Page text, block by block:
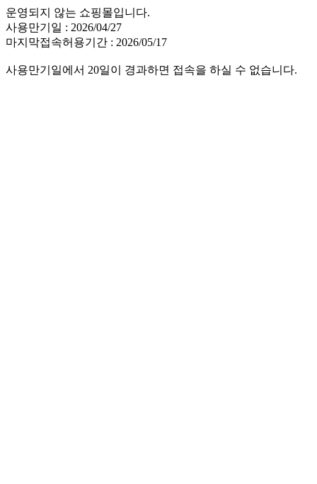
운영되지 않는 쇼핑몰입니다.
사용만기일 : 2026/04/27
마지막접속허용기간 : 2026/05/17
사용만기일에서 20일이 경과하면 접속을 하실 수 없습니다.